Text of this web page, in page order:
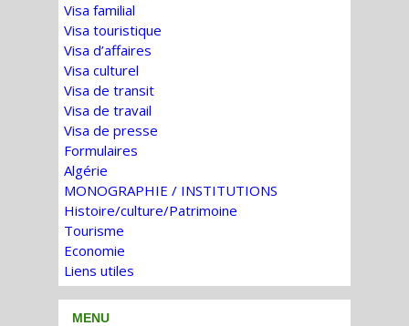
Visa familial
Visa touristique
Visa d’affaires
Visa culturel
Visa de transit
Visa de travail
Visa de presse
Formulaires
Algérie
MONOGRAPHIE / INSTITUTIONS
Histoire/culture/Patrimoine
Tourisme
Economie
Liens utiles
MENU